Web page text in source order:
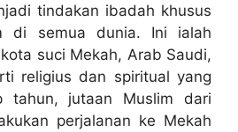
tindakan ibadah khusus
di semua dunia. Ini ialah
suci Mekah, Arab Saudi,
religius dan spiritual yang
tahun, jutaan Muslim dari
perjalanan ke Mekah